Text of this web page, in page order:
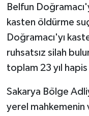
Belfun
kasten öldürme
Doğramacı'yı
ruhsatsız silah
toplam 23 yıl
Sakarya Bölge
yerel mahkemenin